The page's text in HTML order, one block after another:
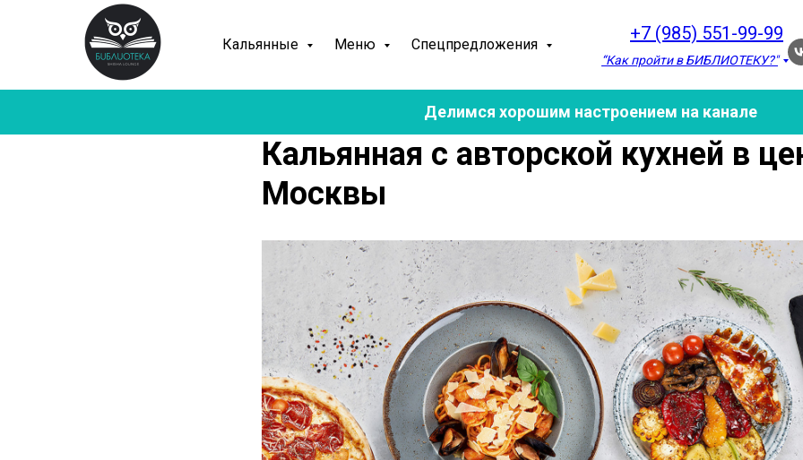
Кальянные Меню Спецпредложения
+7 (985) 551-99-99
“Как пройти в БИБЛИОТЕКУ?"
Делимся хорошим настроением на канале
Кальянная с авторской кухней в
Москвы